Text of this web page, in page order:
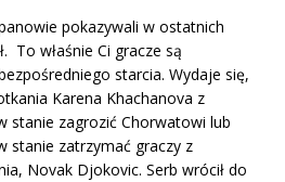
pokazywali w ostatnich
To właśnie Ci gracze są
starcia. Wydaje się,
Karena Khachanova z
stanie zagrozić Chorwatowi lub
stanie zatrzymać graczy z
Novak Djokovic. Serb wrócił do